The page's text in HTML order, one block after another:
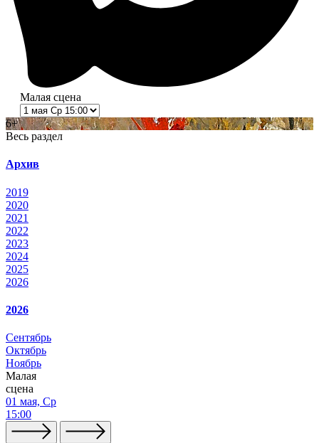
Малая сцена
6+
Весь раздел
Архив
2019
2020
2021
2022
2023
2024
2025
2026
2026
Сентябрь
Октябрь
Ноябрь
Малая
сцена
01 мая, Ср
15:00